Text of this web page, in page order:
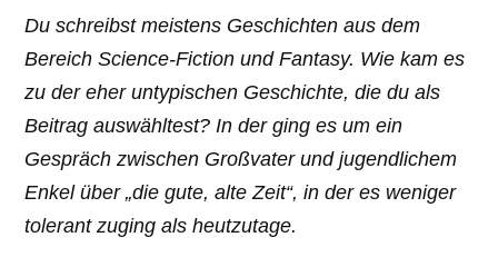
Du schreibst meistens Geschichten aus dem
Bereich Science-Fiction und Fantasy. Wie kam es
zu der eher untypischen Geschichte, die du als
Beitrag auswähltest? In der ging es um ein
Gespräch zwischen Großvater und jugendlichem
Enkel über „die gute, alte Zeit“, in der es weniger
tolerant zuging als heutzutage.